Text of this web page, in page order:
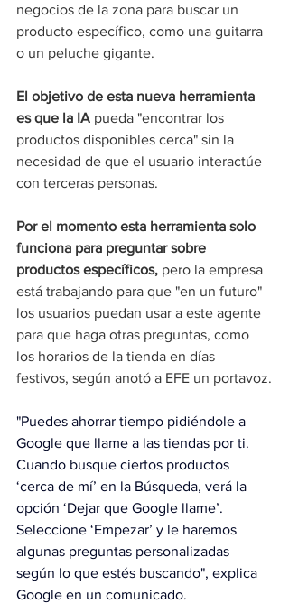
negocios de la zona para buscar un
producto específico, como una guitarra
o un peluche gigante.
El objetivo de esta nueva herramienta
es que la IA pueda "encontrar los
productos disponibles cerca" sin la
necesidad de que el usuario interactúe
con terceras personas.
Por el momento esta herramienta solo
funciona para preguntar sobre
productos específicos, pero la empresa
está trabajando para que "en un futuro"
los usuarios puedan usar a este agente
para que haga otras preguntas, como
los horarios de la tienda en días
festivos, según anotó a EFE un portavoz.
"Puedes ahorrar tiempo pidiéndole a
Google que llame a las tiendas por ti.
Cuando busque ciertos productos
‘cerca de mí’ en la Búsqueda, verá la
opción ‘Dejar que Google llame’.
Seleccione ‘Empezar’ y le haremos
algunas preguntas personalizadas
según lo que estés buscando", explica
Google en un comunicado.